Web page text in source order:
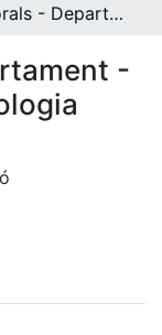
tot el DD
Tesis Doctorals - Departament - Productes Naturals, Biologia Vegetal i Edafologia
-